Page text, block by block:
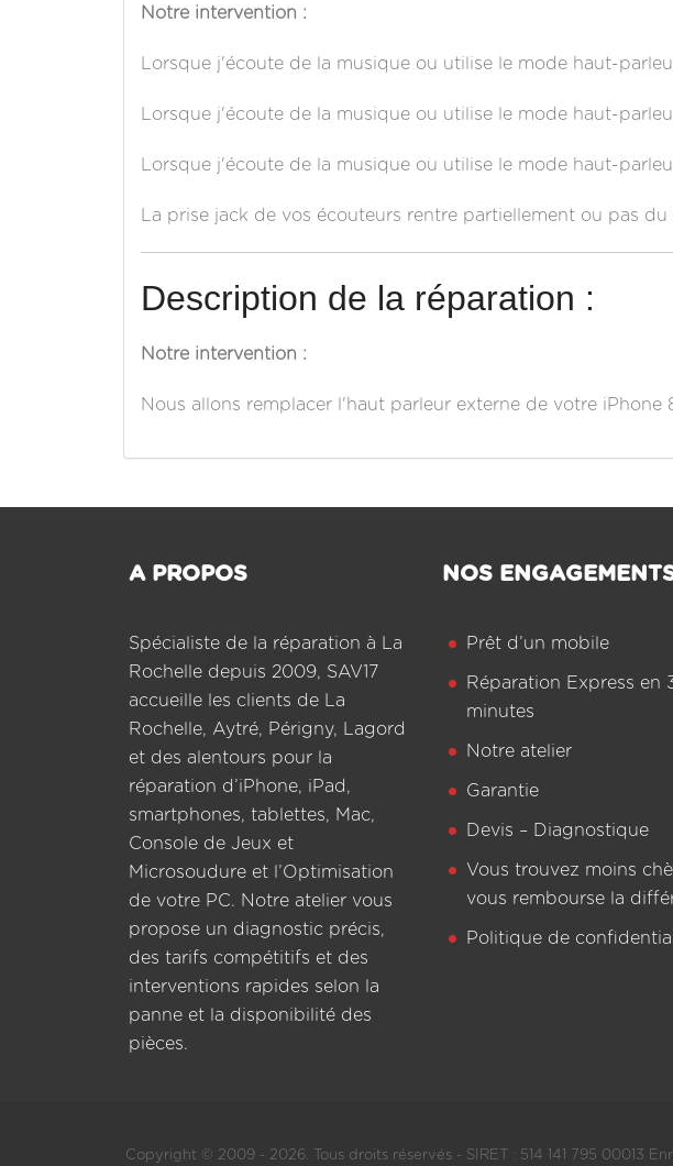
Notre intervention :
Lorsque j'écoute de la musique ou utilise le mode haut-
Lorsque j'écoute de la musique ou utilise le mode haut-
Lorsque j'écoute de la musique ou utilise le mode haut-
La prise jack de vos écouteurs rentre partiellement ou pas
Description de la réparation :
Notre intervention :
Nous allons remplacer l'haut parleur externe de votre iPhone
A PROPOS
Spécialiste de la réparation à La
Rochelle depuis 2009, SAV17
accueille les clients de La
Rochelle, Aytré, Périgny, Lagord
et des alentours pour la
réparation d’iPhone, iPad,
smartphones, tablettes, Mac,
Console de Jeux et
Microsoudure et l’Optimisation
de votre PC. Notre atelier vous
propose un diagnostic précis,
des tarifs compétitifs et des
interventions rapides selon la
panne et la disponibilité des
pièces.
NOS
Prêt d’un mobile
Réparation Express en
minutes
Notre atelier
Garantie
Devis – Diagnostique
Vous trouvez moins
vous rembourse la
Politique de
Copyright © 2009 - 2026. Tous droits réservés - SIRET : 514 141 795 00013